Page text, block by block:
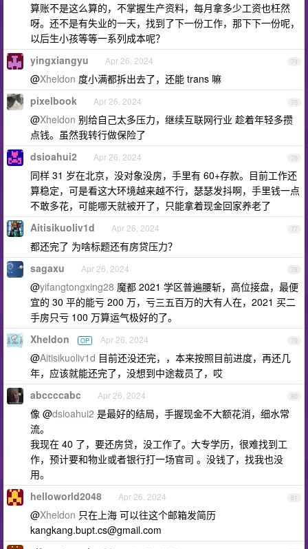
算账不是这么算的，不掌握生产资料，每月拿多少工资也枉然
呀。还不是有失业的一天，找到了下一份工作，那下下一份呢，
以后生小孩等等一系列成本呢？
74
yingxiangyu Apr 26, 2024
@Xheldon 度小满都拆出去了，还能 trans 嘛
75
pixelbook Apr 26, 2024
@Xheldon 别给自己太多压力，继续互联网行业 趁着年轻多攒
点钱。虽然我转行做保险了
76
dsioahui2 Apr 26, 2024
同样 31 岁在北京，没对象没房，手里有 60+存款。目前工作还
算稳定，可是看这大环境越来越不行，瑟瑟发抖啊，手里钱一点
不敢多花，可能哪天就被开了，只能拿着现金回家养老了
77
Aitisikuoliv1d Apr 26, 2024
都还完了 为啥标题还有房贷压力？
78
sagaxu Apr 26, 2024
@yifangtongxing28 魔都 2021 学区普遍腰斩，高位接盘，最便
宜的 30 平的能亏 200 万，亏三五百万的大有人在，2021 买二
手房只亏 100 万算运气极好的了。
79
Xheldon OP Apr 26, 2024
@Aitisikuoliv1d 目前还没还完，，本来按照目前进度，再还几
年，应该就能还完了，没想到中途裁员了，哎
80
abccccabc Apr 26, 2024
像 @dsioahui2 是最好的结局，手握现金不大额花消，细水常
流。
我现在 40 了，要还房贷，没工作了。大专学历，很难找到工
作，预计要和物业或者银行打一场官司 。没钱了，找我也没
用。
81
helloworld2048 Apr 26, 2024
@Xheldon 只在上海 可以往这个邮箱发简历
kangkang.bupt.cs@gmail.com